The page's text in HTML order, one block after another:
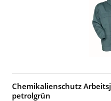
Chemikalienschutz
petrolgrün